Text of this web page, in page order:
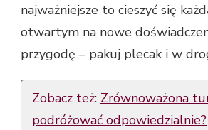
najważniejsze to cieszyć się
otwartym na nowe
przygodę – pakuj plecak i w
Zobacz też: Zrównoważona
podróżować odpowiedzialnie?